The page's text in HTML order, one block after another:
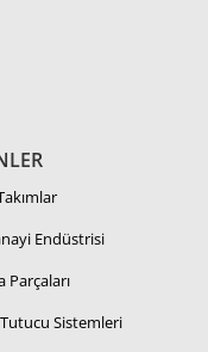
Endüstrisi
Parçaları
Tutucu Sistemleri